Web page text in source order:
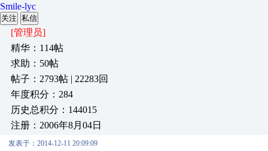
Smile-lyc
关注 私信
[管理员]
精华：114帖
求助：50帖
帖子：2793帖 | 22283回
年度积分：284
历史总积分：144015
注册：2006年8月04日
发表于：2014-12-11 20:09:09